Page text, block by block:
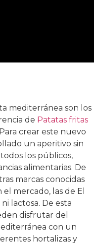
mediterránea son los
de Patatas fritas
Para crear este nuevo
un aperitivo sin
los públicos,
alimentarias. De
marcas conocidas
mercado, las de El
lactosa. De esta
disfrutar del
con un
hortalizas y